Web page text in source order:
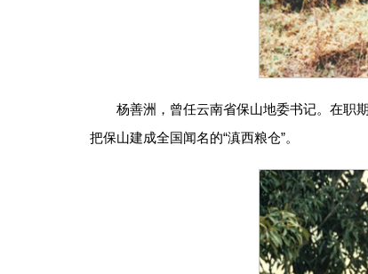
杨善洲，曾任云南省保山地委书记。在职
把保山建成全国闻名的“滇西粮仓”。